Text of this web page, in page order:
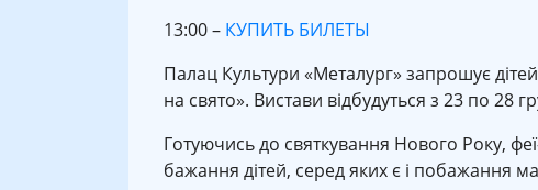
13:00 – КУПИТЬ БИЛЕТЫ
Палац Культури «Металург» запрошує
на свято». Вистави відбудуться з 23 по 28
Готуючись до святкування Нового Року,
бажання дітей, серед яких є і побажання